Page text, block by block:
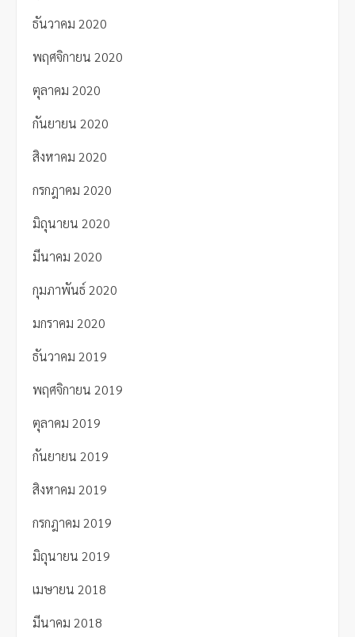
ธันวาคม 2020
พฤศจิกายน 2020
ตุลาคม 2020
กันยายน 2020
สิงหาคม 2020
กรกฎาคม 2020
มิถุนายน 2020
มีนาคม 2020
กุมภาพันธ์ 2020
มกราคม 2020
ธันวาคม 2019
พฤศจิกายน 2019
ตุลาคม 2019
กันยายน 2019
สิงหาคม 2019
กรกฎาคม 2019
มิถุนายน 2019
เมษายน 2018
มีนาคม 2018